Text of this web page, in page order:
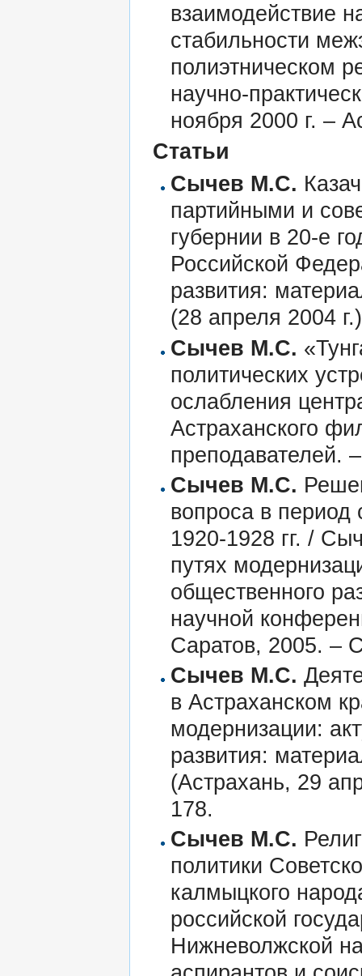
взаимодействие
стабильности
полиэтническом
научно-
ноября 2000 г. –
Статьи
Сычев М.С.
партийными и
губернии в 20-е
Российской
развития:
(28 апреля 2004
Сычев М.С.
политических
ослабления
Астраханского
преподавателей.
Сычев М.С.
вопроса в период
1920-1928 гг. /
путях
общественного
научной
Саратов, 2005. –
Сычев М.С.
в Астраханском
модернизации:
развития:
(Астрахань, 29
178.
Сычев М.С.
политики
калмыцкого
российской
Нижневолжской